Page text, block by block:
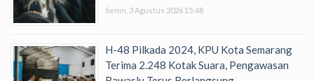
Senin, 3 Agustus 2026 15:48
H-48 Pilkada 2024, KPU Kota Semarang
Terima 2.248 Kotak Suara, Pengawasan